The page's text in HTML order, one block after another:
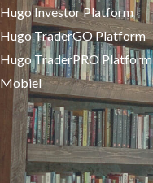
Hugo Investor Platform
Hugo TraderGO Platform
Hugo TraderPRO Platform
Mobiel